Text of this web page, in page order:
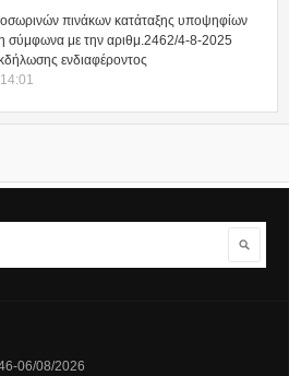
πινάκων κατάταξης υποψηφίων
σύμφωνα με την αριθμ.2462/4-8-2025
ενδιαφέροντος
Αναζήτηση
06/08/2026